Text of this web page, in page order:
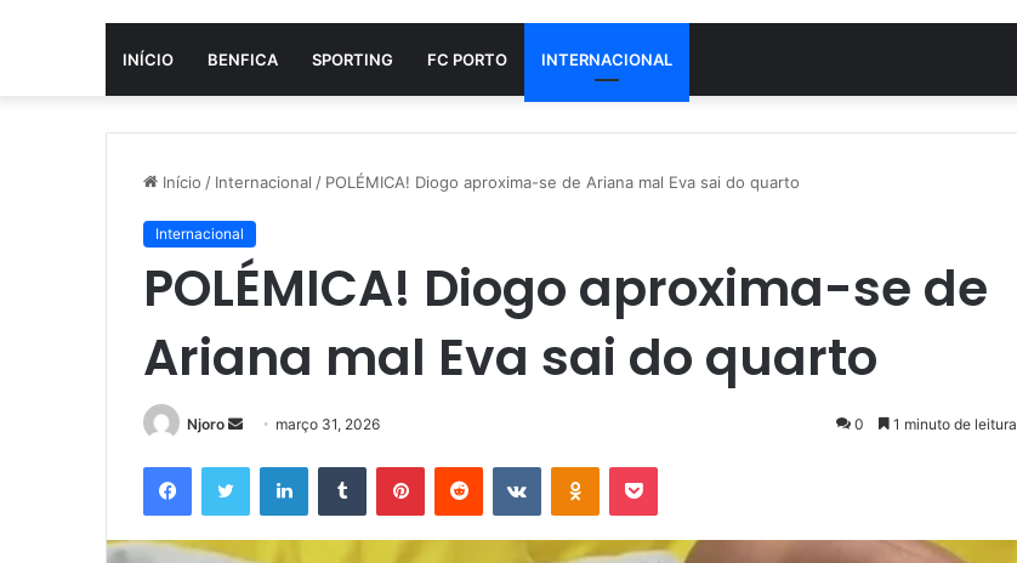
INÍCIO BENFICA SPORTING FC PORTO INTERNACIONAL
Início / Internacional / POLÉMICA! Diogo aproxima-se de Ariana mal Eva sai do quarto
Internacional
POLÉMICA! Diogo aproxima-se de
Ariana mal Eva sai do quarto
Njoro
Mande
mail
março 31, 2026 0 1 minuto de leitura
FacebookTwitter LinkedinTumblr PinterestReddit VK OK Pocket